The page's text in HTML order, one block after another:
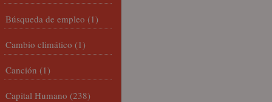
Búsqueda de empleo (1)
Cambio climático (1)
Canción (1)
Capital Humano (238)